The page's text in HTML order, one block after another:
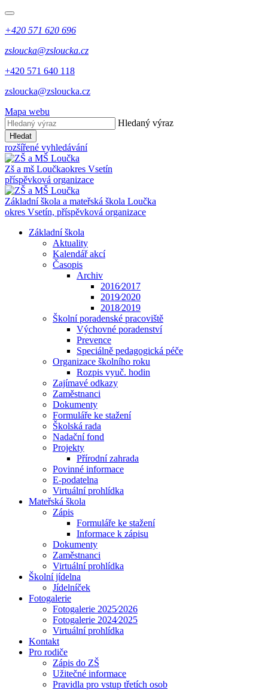
+420 571 620 696
zsloucka@zsloucka.cz
+420 571 640 118
zsloucka@zsloucka.cz
Mapa webu
Hledaný výraz
Hledat
rozšířené vyhledávání
Zš a mš Loučkaokres Vsetín
příspěvková organizace
Základní škola a mateřská škola Loučka
okres Vsetín, příspěvková organizace
Základní škola
Aktuality
Kalendář akcí
Časopis
Archiv
2016⁄2017
2019⁄2020
2018⁄2019
Školní poradenské pracoviště
Výchovné poradenství
Prevence
Speciálně pedagogická péče
Organizace školního roku
Rozpis vyuč. hodin
Zajímavé odkazy
Zaměstnanci
Dokumenty
Formuláře ke stažení
Školská rada
Nadační fond
Projekty
Přírodní zahrada
Povinné informace
E-podatelna
Virtuální prohlídka
Mateřská škola
Zápis
Formuláře ke stažení
Informace k zápisu
Dokumenty
Zaměstnanci
Virtuální prohlídka
Školní jídelna
Jídelníček
Fotogalerie
Fotogalerie 2025⁄2026
Fotogalerie 2024⁄2025
Virtuální prohlídka
Kontakt
Pro rodiče
Zápis do ZŠ
Užitečné informace
Pravidla pro vstup třetích osob